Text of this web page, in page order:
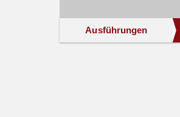
Ausführungen